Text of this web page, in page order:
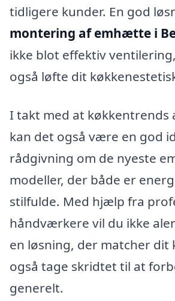
tidligere kunder. En god
montering af emhætte i
ikke blot effektiv
også løfte dit
I takt med at køkkentrends
kan det også være en god
rådgivning om de nyeste
modeller, der både er
stilfulde. Med hjælp fra
håndværkere vil du ikke
en løsning, der matcher dit
også tage skridtet til at
generelt.